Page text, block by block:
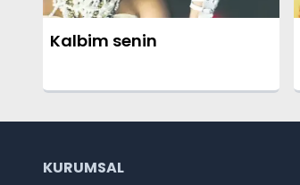
Kalbim senin
KURUMSAL